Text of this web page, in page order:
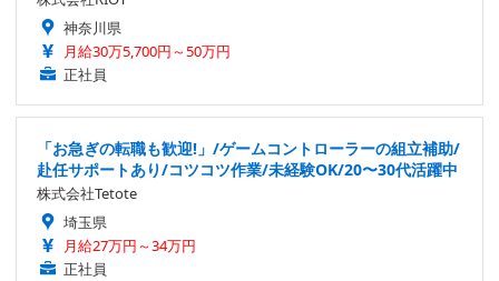
神奈川県
月給30万5,700円～50万円
正社員
「お急ぎの転職も歓迎!」/ゲームコントローラーの組立補助/
赴任サポートあり/コツコツ作業/未経験OK/20〜30代活躍中
株式会社Tetote
埼玉県
月給27万円～34万円
正社員